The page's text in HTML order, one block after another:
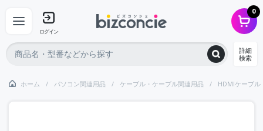
ログイン
0
詳細
検索
ホーム パソコン関連用品 ケーブル・ケーブル関連用品 HDMIケーブル